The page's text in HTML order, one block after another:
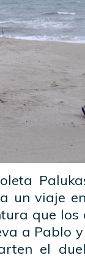
un viaje
que los
a Pablo
el